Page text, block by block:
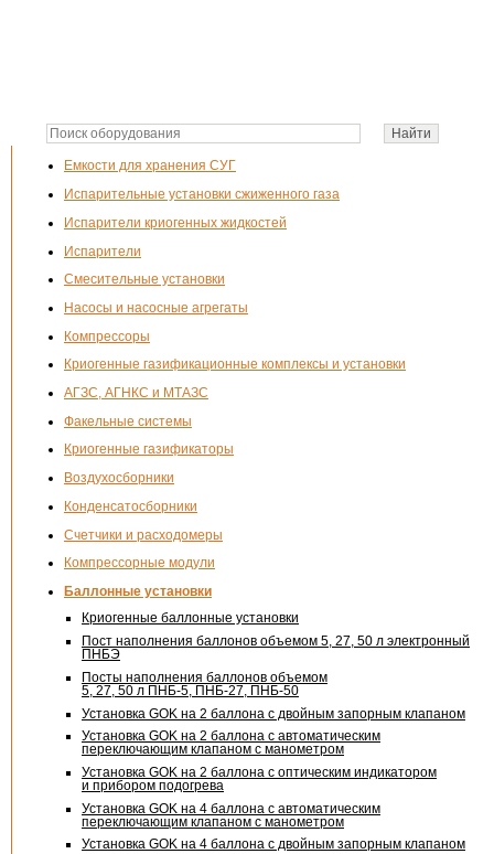
Емкости для хранения СУГ
Испарительные установки сжиженного газа
Испарители криогенных жидкостей
Испарители
Смесительные установки
Насосы и насосные агрегаты
Компрессоры
Криогенные газификационные комплексы и установки
АГЗС, АГНКС и МТАЗС
Факельные системы
Криогенные газификаторы
Воздухосборники
Конденсатосборники
Счетчики и расходомеры
Компрессорные модули
Баллонные установки
Криогенные баллонные установки
Пост наполнения баллонов объемом 5, 27, 50 л электронный
ПНБЭ
Посты наполнения баллонов объемом
5, 27, 50 л ПНБ-5, ПНБ-27, ПНБ-50
Установка GOK на 2 баллона с двойным запорным клапаном
Установка GOK на 2 баллона с автоматическим
переключающим клапаном с манометром
Установка GOK на 2 баллона с оптическим индикатором
и прибором подогрева
Установка GOK на 4 баллона с автоматическим
переключающим клапаном с манометром
Установка GOK на 4 баллона с двойным запорным клапаном